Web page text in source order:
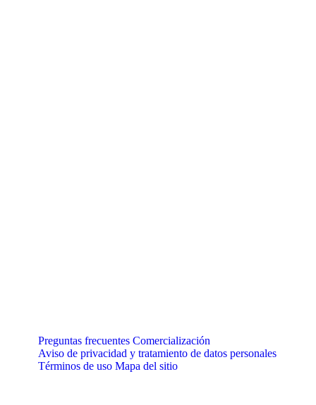
Preguntas frecuentes Comercialización
Aviso de privacidad y tratamiento de datos personales
Términos de uso Mapa del sitio